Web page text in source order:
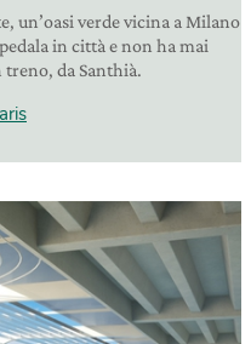
un’oasi verde vicina a Milano
in città e non ha mai
da Santhià.